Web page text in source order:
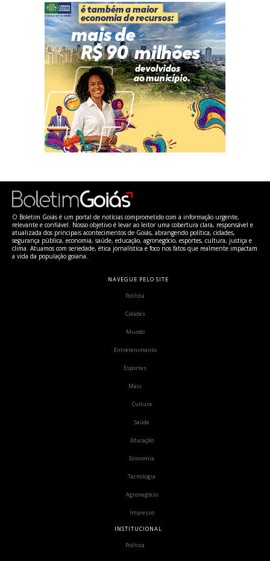
O Boletim Goiás é um portal de notícias comprometido com a informação urgente,
relevante e confiável. Nosso objetivo é levar ao leitor uma cobertura clara, responsável e
atualizada dos principais acontecimentos de Goiás, abrangendo política, cidades,
segurança pública, economia, saúde, educação, agronegócio, esportes, cultura, justiça e
clima. Atuamos com seriedade, ética jornalística e foco nos fatos que realmente impactam
a vida da população goiana.
NAVEGUE PELO SITE
Política
Cidades
Mundo
Entretenimento
Esportes
Mais
Cultura
Saúde
Educação
Economia
Tecnologia
Agronegócio
Impresso
INSTITUCIONAL
Política